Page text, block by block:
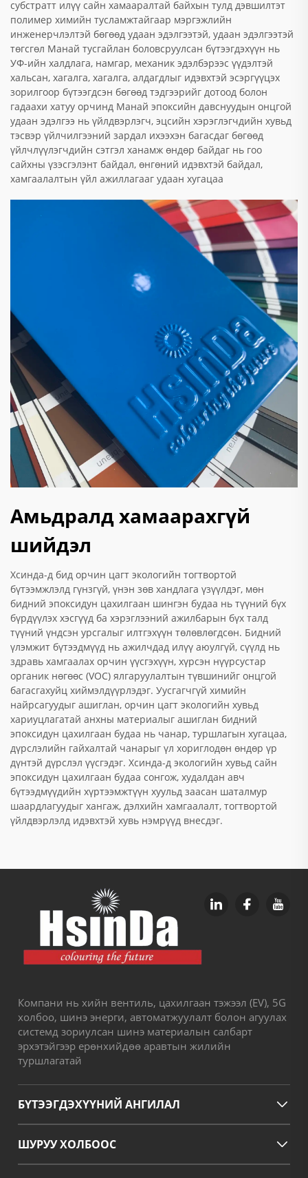
субстратт илүү сайн хамааралтай байхын тулд дэвшилтэт
полимер химийн тусламжтайгаар мэргэжлийн
инженерчлэлтэй бөгөөд удаан эдэлгээтэй, удаан эдэлгээтэй
төгсгөл Манай тусгайлан боловсруулсан бүтээгдэхүүн нь
УФ-ийн халдлага, намгар, механик эдэлбэрээс үүдэлтэй
хальсан, хагалга, хагалга, алдагдлыг идэвхтэй эсэргүүцэх
зорилгоор бүтээгдсэн бөгөөд тэдгээрийг дотоод болон
гадаахи хатуу орчинд Манай эпоксийн давснуудын онцгой
удаан эдэлгээ нь үйлдвэрлэгч, эцсийн хэрэглэгчдийн хувьд
тэсвэр үйлчилгээний зардал ихээхэн багасдаг бөгөөд
үйлчлүүлэгчдийн сэтгэл ханамж өндөр байдаг нь гоо
сайхны үзэсгэлэнт байдал, өнгөний идэвхтэй байдал,
хамгаалалтын үйл ажиллагааг удаан хугацаа
Амьдралд хамаарахгүй
шийдэл
Хсинда-д бид орчин цагт экологийн тогтвортой
бүтээмжлэлд гүнзгүй, үнэн зөв хандлага үзүүлдэг, мөн
бидний эпоксидун цахилгаан шингэн будаа нь түүний бүх
бүрдүүлэх хэсгүүд ба хэрэглээний ажилбарын бүх талд
түүний үндсэн урсгалыг илтгэхүүн төлөвлөгдсөн. Бидний
үлэмжит бүтээдмүүд нь ажилчдад илүү аюулгүй, сүүлд нь
здравь хамгаалах орчин үүсгэхүүн, хүрсэн нүүрсустар
органик нөгөөс (VOC) ялгаруулалтын түвшинийг онцгой
багасгахуйц хиймэлдүүрлэдэг. Уусгагчгүй химийн
найрсагуудыг ашиглан, орчин цагт экологийн хувьд
хариуцлагатай анхны материалыг ашиглан бидний
эпоксидун цахилгаан будаа нь чанар, туршлагын хугацаа,
дүрслэлийн гайхалтай чанарыг үл хориглодөн өндөр үр
дүнтэй дүрслэл үүсгэдэг. Хсинда-д экологийн хувьд сайн
эпоксидун цахилгаан будаа сонгож, худалдан авч
бүтээдмүүдийн хүртээмжтүүн хуульд заасан шаталмур
шаардлагуудыг хангаж, дэлхийн хамгаалалт, тогтвортой
үйлдвэрлэлд идэвхтэй хувь нэмрүүд внесдэг.
Компани нь хийн вентиль, цахилгаан тэжээл (EV), 5G
холбоо, шинэ энерги, автоматжуулалт болон агуулах
системд зориулсан шинэ материалын салбарт
эрхэтэйгээр ерөнхийдөө аравтын жилийн
туршлагатай
БҮТЭЭГДЭХҮҮНИЙ АНГИЛАЛ
ШУРУУ ХОЛБООС